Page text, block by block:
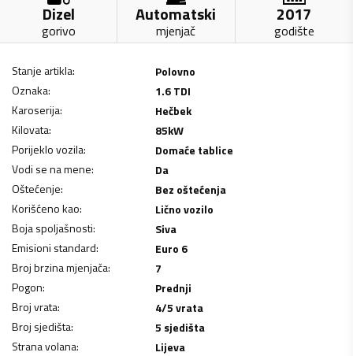
Dizel
gorivo
Automatski
mjenjač
2017
godište
Stanje artikla:
Polovno
Oznaka:
1.6 TDI
Karoserija:
Hečbek
Kilovata: 85kW
Porijeklo vozila:
Domaće tablice
Vodi se na mene:
Da
Oštećenje:
Bez oštećenja
Korišćeno kao:
Lično vozilo
Boja spoljašnosti:
Siva
Emisioni standard:
Euro 6
Broj brzina mjenjača:
7
Pogon:
Prednji
Broj vrata:
4/5 vrata
Broj sjedišta:
5 sjedišta
Strana volana:
Lijeva